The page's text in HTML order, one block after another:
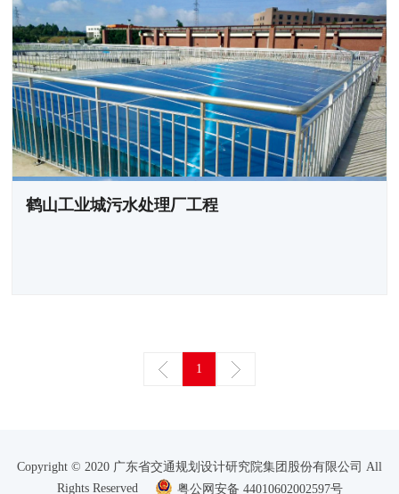
鹤山工业城污水处理厂工程
1
Copyright © 2020 广东省交通规划设计研究院集团股份有限公司 All
Rights Reserved
粤公网安备 44010602002597号